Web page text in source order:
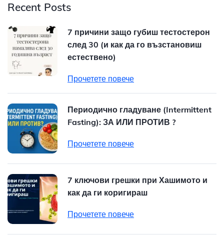
Recent Posts
7 причини защо губиш тестостерон
след 30 (и как да го възстановиш
естествено)
Прочетете повече
Периодично гладуване (Intermittent
Fasting): ЗА ИЛИ ПРОТИВ ?
Прочетете повече
7 ключови грешки при Хашимото и
как да ги коригираш
Прочетете повече